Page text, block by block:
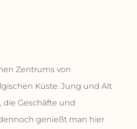
Zentrums von
Küste. Jung und Alt
die Geschäfte und
genießt man hier